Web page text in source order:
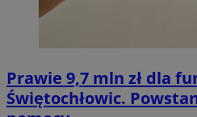
Prawie 9,7 mln zł dla
Świętochłowic.